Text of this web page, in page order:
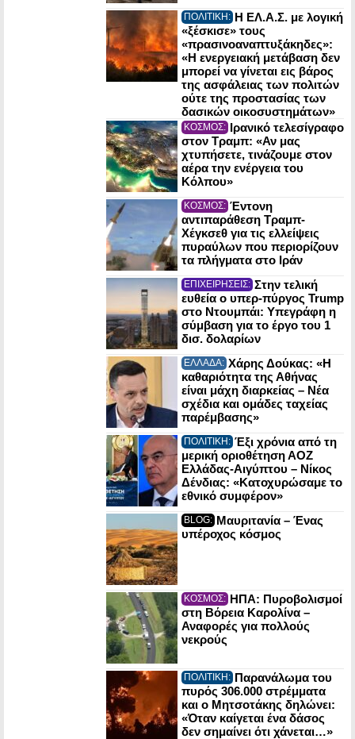
ΠΟΛΙΤΙΚΗ: Η ΕΛ.Α.Σ. με λογική
«ξέσκισε» τους
«πρασινοαναπτυξάκηδες»:
«Η ενεργειακή μετάβαση δεν
μπορεί να γίνεται εις βάρος
της ασφάλειας των πολιτών
ούτε της προστασίας των
δασικών οικοσυστημάτων»
ΚΟΣΜΟΣ: Ιρανικό τελεσίγραφο
στον Τραμπ: «Αν μας
χτυπήσετε, τινάζουμε στον
αέρα την ενέργεια του
Κόλπου»
ΚΟΣΜΟΣ: Έντονη
αντιπαράθεση Τραμπ-
Χέγκσεθ για τις ελλείψεις
πυραύλων που περιορίζουν
τα πλήγματα στο Ιράν
ΕΠΙΧΕΙΡΗΣΕΙΣ: Στην τελική
ευθεία ο υπερ-πύργος Trump
στο Ντουμπάι: Υπεγράφη η
σύμβαση για το έργο του 1
δισ. δολαρίων
ΕΛΛΑΔΑ: Χάρης Δούκας: «Η
καθαριότητα της Αθήνας
είναι μάχη διαρκείας – Νέα
σχέδια και ομάδες ταχείας
παρέμβασης»
ΠΟΛΙΤΙΚΗ: Έξι χρόνια από τη
μερική οριοθέτηση ΑΟΖ
Ελλάδας-Αιγύπτου – Νίκος
Δένδιας: «Κατοχυρώσαμε το
εθνικό συμφέρον»
BLOG: Μαυριτανία – Ένας
υπέροχος κόσμος
ΚΟΣΜΟΣ: ΗΠΑ: Πυροβολισμοί
στη Βόρεια Καρολίνα –
Αναφορές για πολλούς
νεκρούς
ΠΟΛΙΤΙΚΗ: Παρανάλωμα του
πυρός 306.000 στρέμματα
και ο Μητσοτάκης δηλώνει:
«Όταν καίγεται ένα δάσος
δεν σημαίνει ότι χάνεται…»